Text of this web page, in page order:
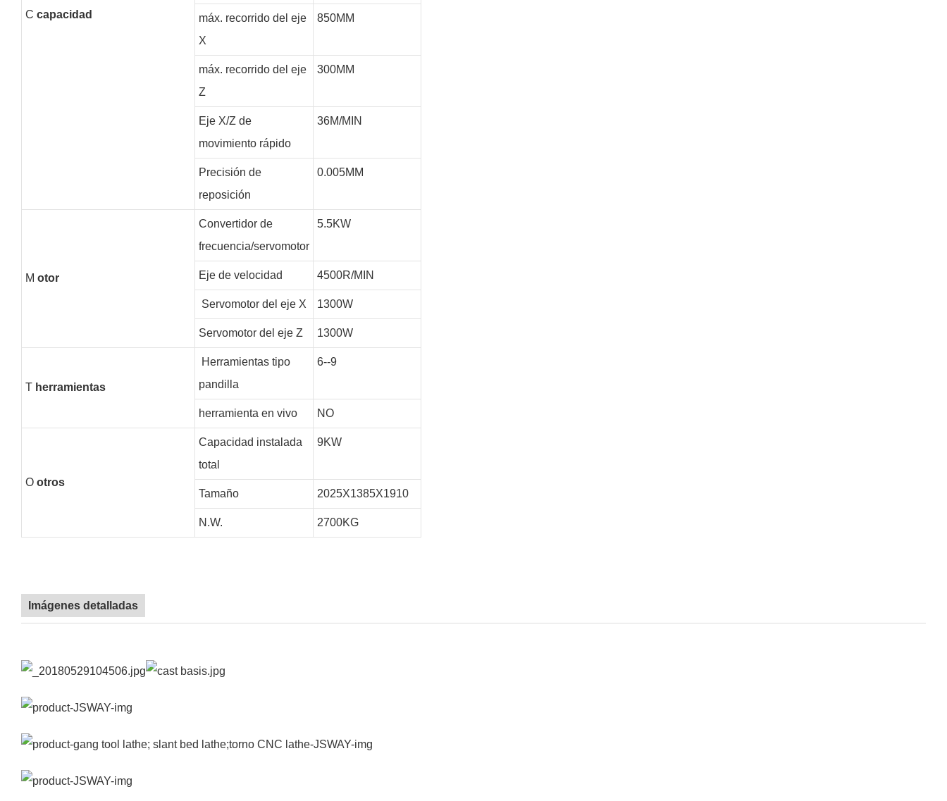
C capacidad
máx. recorrido del eje
X
850MM
máx. recorrido del eje
Z
300MM
Eje X/Z de
movimiento rápido
36M/MIN
Precisión de
reposición
0.005MM
M otor
Convertidor de
frecuencia/servomotor
5.5KW
Eje de velocidad 4500R/MIN
Servomotor del eje X 1300W
Servomotor del eje Z 1300W
Therramientas
Herramientas tipo
pandilla
6--9
herramienta en vivo NO
Ootros
Capacidad instalada
total
9KW
Tamaño 2025X1385X1910
N.W. 2700KG
Imágenes detalladas